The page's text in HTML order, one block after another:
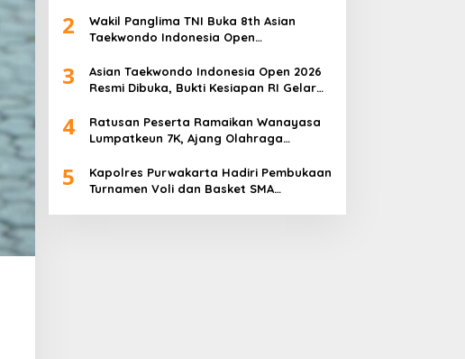
2
Wakil Panglima TNI Buka 8th Asian
Taekwondo Indonesia Open
3
Asian Taekwondo Indonesia Open 2026
Resmi Dibuka, Bukti Kesiapan RI Gelar
4
Ratusan Peserta Ramaikan Wanayasa
Lumpatkeun 7K, Ajang Olahraga
5
Kapolres Purwakarta Hadiri Pembukaan
Turnamen Voli dan Basket SMA